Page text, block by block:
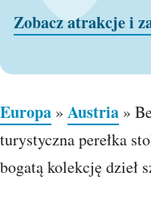
Zobacz atrakcje i
Europa » Austria »
turystyczna perełka
bogatą kolekcję dzieł